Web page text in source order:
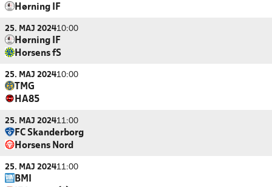
Hørning IF
25. MAJ 202410:00
Hørning IF
Horsens fS
25. MAJ 202410:00
TMG
HA85
25. MAJ 202411:00
FC Skanderborg
Horsens Nord
25. MAJ 202411:00
BMI